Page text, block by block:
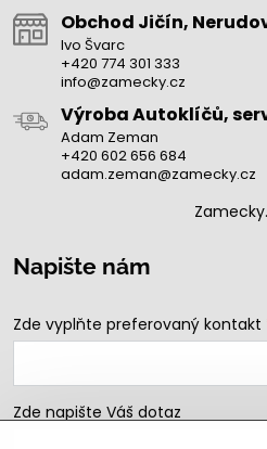
Obchod Jičín,
Ivo Švarc
+420 774 301 333
info@zamecky.cz
Výroba Autoklíčů,
Adam Zeman
+420 602 656 684
adam.zeman@zamecky.cz
Napište nám
Zde vyplňte preferovaný kontakt
Zde napište Váš dotaz